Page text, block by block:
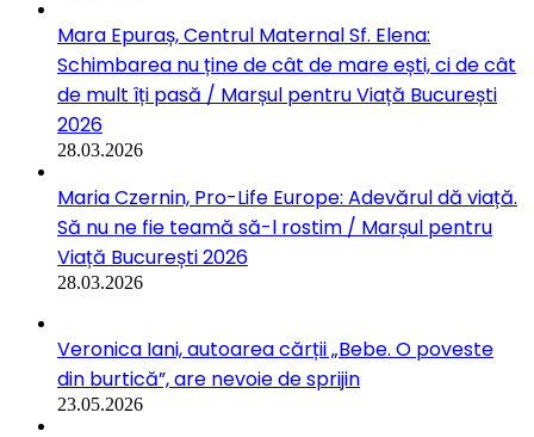
Mara Epuraș, Centrul Maternal Sf. Elena:
Schimbarea nu ține de cât de mare ești, ci de cât
de mult îți pasă / Marșul pentru Viață București
2026
28.03.2026
Maria Czernin, Pro-Life Europe: Adevărul dă viață.
Să nu ne fie teamă să-l rostim / Marșul pentru
Viață București 2026
28.03.2026
Veronica Iani, autoarea cărții „Bebe. O poveste
din burtică”, are nevoie de sprijin
23.05.2026